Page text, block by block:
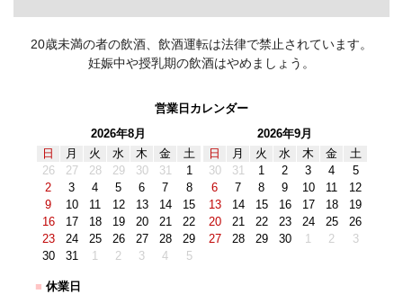
20歳未満の者の飲酒、飲酒運転は法律で禁止されています。
妊娠中や授乳期の飲酒はやめましょう。
営業日カレンダー
2026年8月
日
月 火 水 木 金
土
26
27 28 29 30 31
1
2
3 4 5 6 7
8
9
10 11 12 13 14
15
16
17 18 19 20 21
22
23
24 25 26 27 28
29
30
31 1 2 3 4 5
2026年9月
日
月 火 水 木 金
土
30
31 1 2 3 4
5
6
7 8 9 10 11
12
13
14 15 16 17 18
19
20
21 22 23 24 25
26
27
28 29 30 1 2 3
■ 休業日